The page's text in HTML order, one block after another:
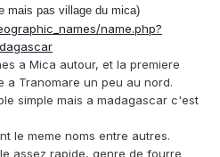
mais pas village du mica)
name.php?
a Mica autour, et la premiere
a Tranomare un peu au nord.
simple mais a madagascar c'est
le meme noms entre autres.
assez rapide, genre de fourre